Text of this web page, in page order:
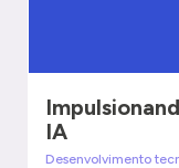
IA
Desenvolvimento